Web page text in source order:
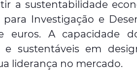
a sustentabilidade
Investigação e
euros. A capacidade
e sustentáveis ​​em
liderança no mercado.